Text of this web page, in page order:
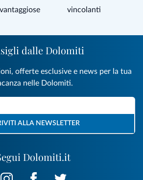
vantaggiose
vincolanti
Dolomiti.it
dalle Dolomiti
offerte esclusive e news per la tua
nelle Dolomiti.
ALLA NEWSLETTER